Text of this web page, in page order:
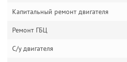
Капитальный ремонт двигателя
Ремонт ГБЦ
С/у двигателя